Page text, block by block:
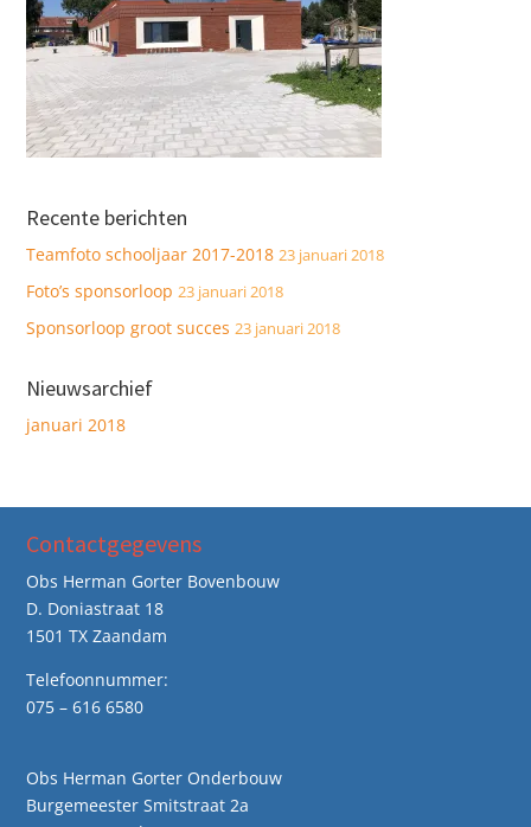
Recente berichten
Teamfoto schooljaar 2017-2018 23 januari 2018
Foto’s sponsorloop 23 januari 2018
Sponsorloop groot succes 23 januari 2018
Nieuwsarchief
januari 2018
Contactgegevens
Obs Herman Gorter Bovenbouw
D. Doniastraat 18
1501 TX Zaandam
Telefoonnummer:
075 – 616 6580
Obs Herman Gorter Onderbouw
Burgemeester Smitstraat 2a